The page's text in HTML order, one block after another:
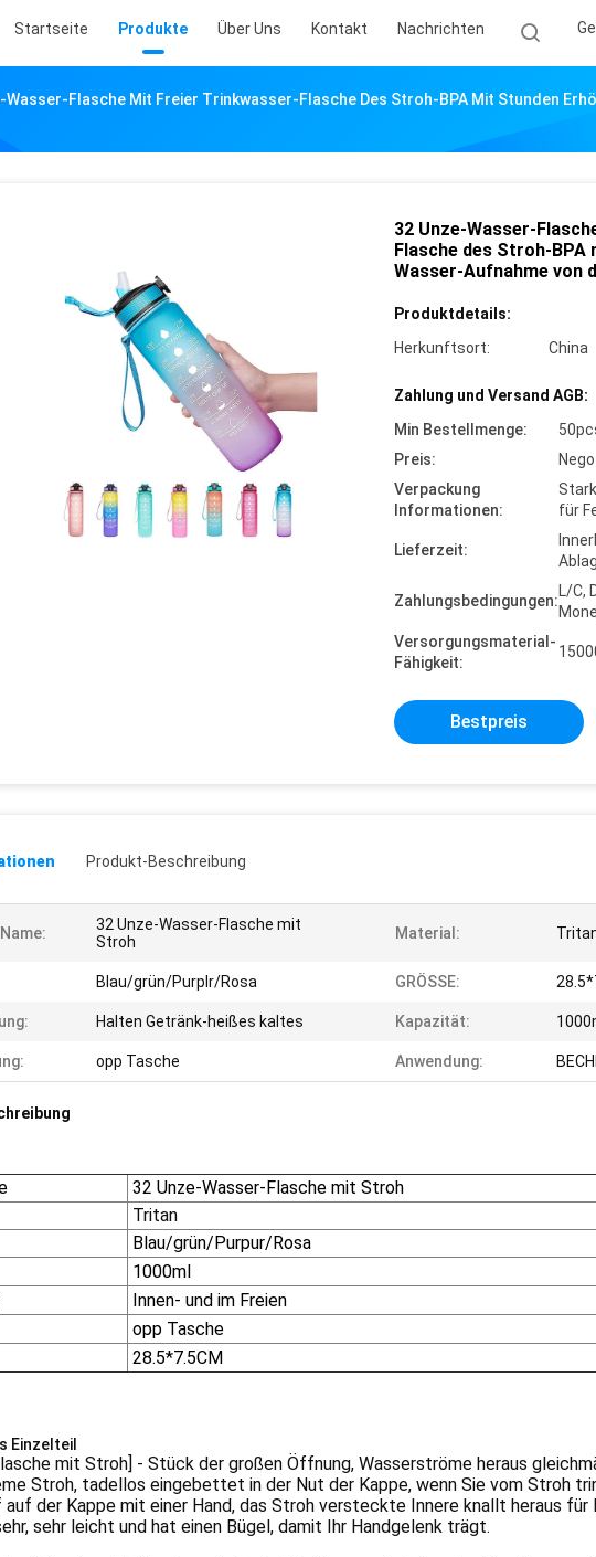
Startseite Produkte Über Uns Kontakt Nachrichten
Wasser-Flasche Mit Freier Trinkwasser-Flasche Des Stroh-BPA Mit Stunden
32 Unze-Wasser-
Flasche des Stroh-BPA
Wasser-Aufnahme von
Produktdetails:
Herkunftsort:
China
Zahlung und Versand AGB:
Min Bestellmenge:
Preis:
Verpackung
Informationen:
für
Lieferzeit:
Zahlungsbedingungen:
L/C,
Versorgungsmaterial-
Fähigkeit:
Bestpreis
Produkt-Beschreibung
32 Unze-Wasser-Flasche mit
Stroh
Material:
Blau/grün/Purplr/Rosa GRÖSSE:
Halten Getränk-heißes kaltes Kapazität:
opp Tasche Anwendung:
32 Unze-Wasser-Flasche mit Stroh
Tritan
Blau/grün/Purpur/Rosa
1000ml
Innen- und im Freien
opp Tasche
28.5*7.5CM
Einzelteil
mit Stroh] - Stück der großen Öffnung, Wasserströme heraus
Stroh, tadellos eingebettet in der Nut der Kappe, wenn Sie vom Stroh
auf der Kappe mit einer Hand, das Stroh versteckte Innere knallt heraus für
sehr leicht und hat einen Bügel, damit Ihr Handgelenk trägt.